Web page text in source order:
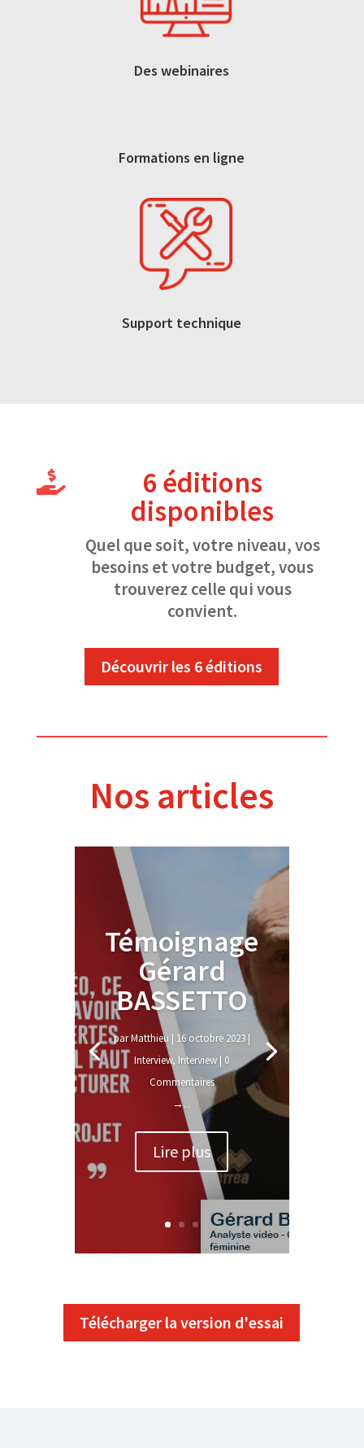
Des webinaires
Formations en ligne
Support technique
 6 éditions
disponibles
Quel que soit, votre niveau, vos
besoins et votre budget, vous
trouverez celle qui vous
convient.
Découvrir les 6 éditions
Nos articles
Témoignage
Gérard
BASSETTO
parMatthieu | 16 octobre 2023|
Interview, Interview | 0
Commentaires
→...
Lire plus
Télécharger la version d'essai